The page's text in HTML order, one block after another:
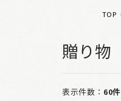
TOP
贈り物
表示件数： 60件